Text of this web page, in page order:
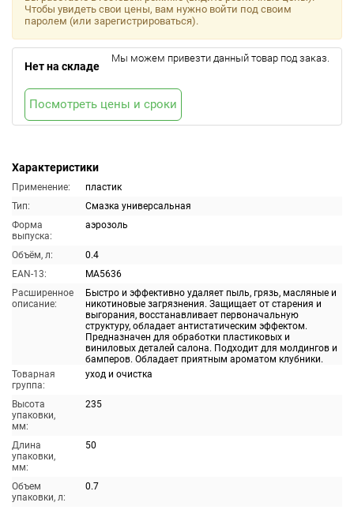
Характеристики
Применение:
пластик
Тип:
Смазка универсальная
Форма
выпуска:
аэрозоль
Объём, л:
0.4
EAN-13:
MA5636
Расширенное
описание:
Быстро и эффективно удаляет пыль, грязь, масляные и
никотиновые загрязнения. Защищает от старения и
выгорания, восстанавливает первоначальную
структуру, обладает антистатическим эффектом.
Предназначен для обработки пластиковых и
виниловых деталей салона. Подходит для молдингов и
бамперов. Обладает приятным ароматом клубники.
Товарная
группа:
уход и очистка
Высота
упаковки,
мм:
235
Длина
упаковки,
мм:
50
Объем
упаковки, л:
0.7
Чтобы увидеть свои цены, вам нужно войти под своим
паролем (или зарегистрироваться).
Нет на складе
Мы можем привезти данный товар под заказ.
Посмотреть цены и сроки